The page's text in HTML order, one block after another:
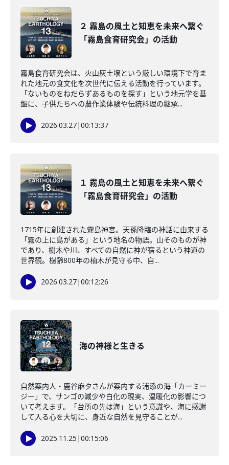
２ 霧島の風土と知恵を未来へ繋ぐ
「霧島食育研究会」の活動
霧島食育研究会は、火山灰土壌という厳しい環境下で育ま
れた地元の食文化を次世代に伝える活動を行っています。
「ないものをねだらずあるものを探す」という地元学を基
盤に、子供たちへの農作業体験や伝統料理の継承...
2026.03.27|00:13:37
１ 霧島の風土と知恵を未来へ繋ぐ
「霧島食育研究会」の活動
1715年に創建された霧島神宮。天孫降臨の神話に由来する
「霧の上に島がある」という地名の物語。山そのものが神
であり、樹木や川、すべての自然に神が宿るという神道の
世界観。樹齢800年の楠木が見守る中、自...
2026.03.27|00:12:26
海の神様と生きる
自然案内人・鹿谷麻夕さんが案内する浦添の海「カーミー
ジー」で、サンゴの減少や白化の現実、温暖化の影響につ
いて考えます。「台所の先は海」という意識や、海に感謝
して入る心を大切に、身近な自然を見守ることが...
2025.11.25 |00:15:06